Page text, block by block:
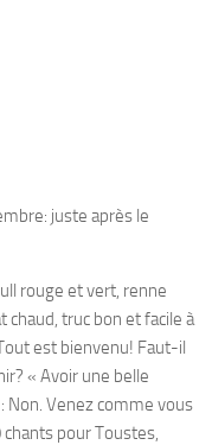
juste après le
rouge et vert, renne
chaud, truc bon et facile à
est bienvenu! Faut-il
« Avoir une belle
Non. Venez comme vous
pour Toustes,